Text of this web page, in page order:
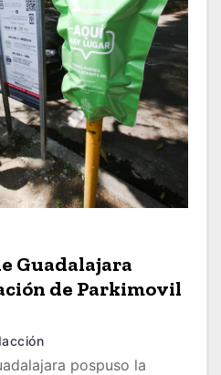
Guadalajara
de Parkimovil
pospuso la